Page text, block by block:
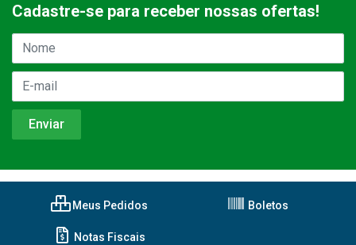
Cadastre-se para receber nossas ofertas!
Meus Pedidos Boletos
Notas Fiscais